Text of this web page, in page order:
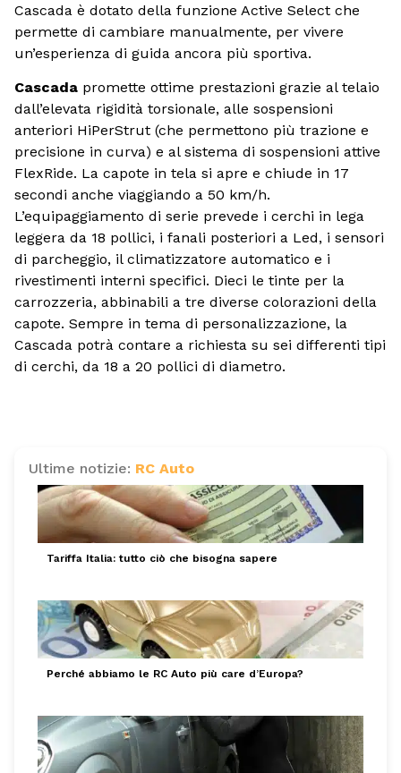
Cascada è dotato della funzione Active Select che
permette di cambiare manualmente, per vivere
un’esperienza di guida ancora più sportiva.
Cascada promette ottime prestazioni grazie al telaio
dall’elevata rigidità torsionale, alle sospensioni
anteriori HiPerStrut (che permettono più trazione e
precisione in curva) e al sistema di sospensioni attive
FlexRide. La capote in tela si apre e chiude in 17
secondi anche viaggiando a 50 km/h.
L’equipaggiamento di serie prevede i cerchi in lega
leggera da 18 pollici, i fanali posteriori a Led, i sensori
di parcheggio, il climatizzatore automatico e i
rivestimenti interni specifici. Dieci le tinte per la
carrozzeria, abbinabili a tre diverse colorazioni della
capote. Sempre in tema di personalizzazione, la
Cascada potrà contare a richiesta su sei differenti tipi
di cerchi, da 18 a 20 pollici di diametro.
Ultime notizie: RC Auto
Tariffa Italia: tutto ciò che bisogna sapere
Perché abbiamo le RC Auto più care d’Europa?